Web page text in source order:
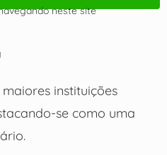
neste site
instituições
se como uma